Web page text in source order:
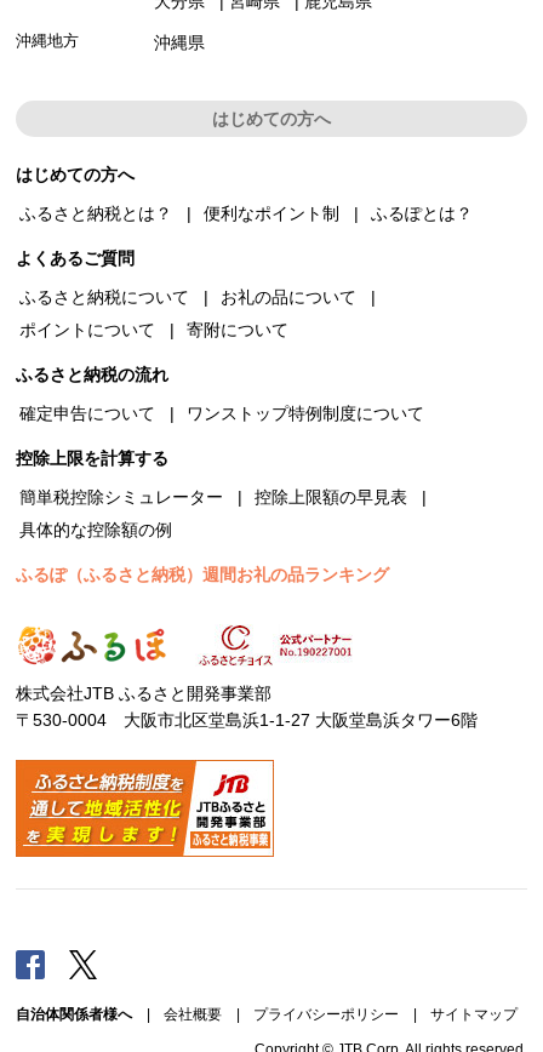
沖縄地方 沖縄県
はじめての方へ
はじめての方へ
ふるさと納税とは？
便利なポイント制 ふるぽとは？
よくあるご質問
ふるさと納税について
お礼の品について
ポイントについて
寄附について
ふるさと納税の流れ
確定申告について
ワンストップ特例制度について
控除上限を計算する
簡単税控除シミュレーター
控除上限額の早見表
具体的な控除額の例
ふるぽ（ふるさと納税）週間お礼の品ランキング
株式会社JTB ふるさと開発事業部
〒530-0004 大阪市北区堂島浜1-1-27 大阪堂島浜タワー6階
Facebook
自治体関係者様へ| 会社概要 | プライバシーポリシー | サイトマップ